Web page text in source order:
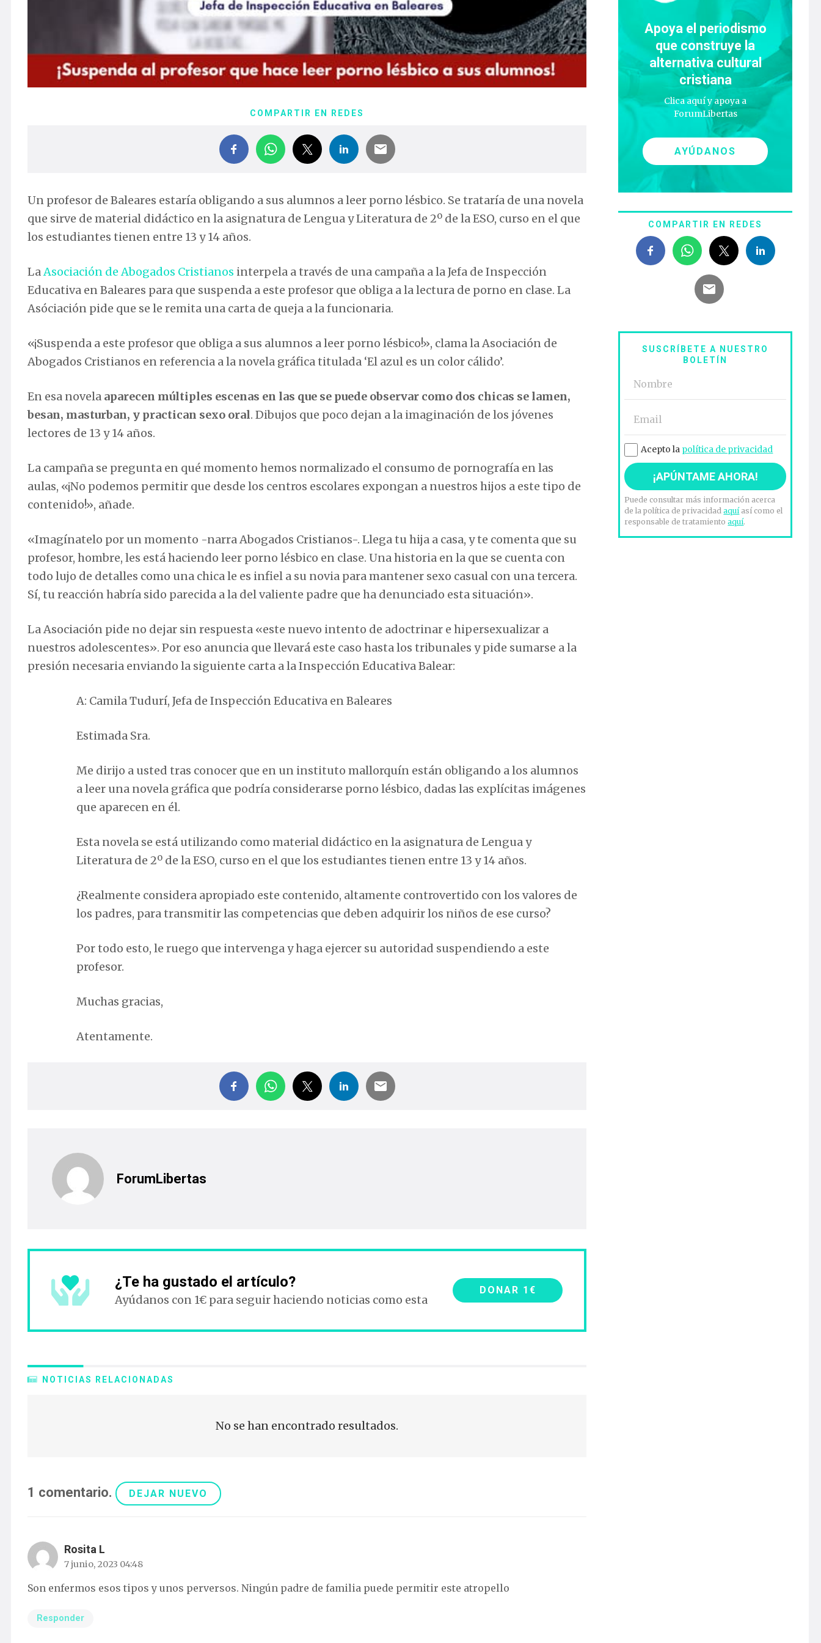
COMPARTIR EN REDES
Un profesor de Baleares estaría obligando a sus alumnos a leer porno lésbico. Se trataría de una novela
que sirve de material didáctico en la asignatura de Lengua y Literatura de 2º de la ESO, curso en el que
los estudiantes tienen entre 13 y 14 años.
LaAsociación de Abogados Cristianos interpela a través de una campaña a la Jefa de Inspección
Educativa en Baleares para que suspenda a este profesor que obliga a la lectura de porno en clase. La
Asóciación pide que se le remita una carta de queja a la funcionaria.
«¡Suspenda a este profesor que obliga a sus alumnos a leer porno lésbico!», clama la Asociación de
Abogados Cristianos en referencia a la novela gráfica titulada ‘El azul es un color cálido’.
En esa novela aparecen múltiples escenas en las que se puede observar como dos chicas se lamen,
besan, masturban, y practican sexo oral. Dibujos que poco dejan a la imaginación de los jóvenes
lectores de 13 y 14 años.
La campaña se pregunta en qué momento hemos normalizado el consumo de pornografía en las
aulas, «¡No podemos permitir que desde los centros escolares expongan a nuestros hijos a este tipo de
contenido!», añade.
«Imagínatelo por un momento -narra Abogados Cristianos-. Llega tu hija a casa, y te comenta que su
profesor, hombre, les está haciendo leer porno lésbico en clase. Una historia en la que se cuenta con
todo lujo de detalles como una chica le es infiel a su novia para mantener sexo casual con una tercera.
Sí, tu reacción habría sido parecida a la del valiente padre que ha denunciado esta situación».
La Asociación pide no dejar sin respuesta «este nuevo intento de adoctrinar e hipersexualizar a
nuestros adolescentes». Por eso anuncia que llevará este caso hasta los tribunales y pide sumarse a la
presión necesaria enviando la siguiente carta a la Inspección Educativa Balear:
A: Camila Tudurí, Jefa de Inspección Educativa en Baleares
Estimada Sra.
Me dirijo a usted tras conocer que en un instituto mallorquín están obligando a los alumnos
a leer una novela gráfica que podría considerarse porno lésbico, dadas las explícitas imágenes
que aparecen en él.
Esta novela se está utilizando como material didáctico en la asignatura de Lengua y
Literatura de 2º de la ESO, curso en el que los estudiantes tienen entre 13 y 14 años.
¿Realmente considera apropiado este contenido, altamente controvertido con los valores de
los padres, para transmitir las competencias que deben adquirir los niños de ese curso?
Por todo esto, le ruego que intervenga y haga ejercer su autoridad suspendiendo a este
profesor.
Muchas gracias,
Atentamente.
ForumLibertas
¿Te ha gustado el artículo?
Ayúdanos con 1€ para seguir haciendo noticias como esta
DONAR 1€
NOTICIAS RELACIONADAS
No se han encontrado resultados.
1 comentario. DEJAR NUEVO
Rosita L
7 junio, 2023 04:48
Son enfermos esos tipos y unos perversos. Ningún padre de familia puede permitir este atropello
Responder
Apoya el periodismo
que construye la
alternativa cultural
cristiana
Clica aquí y apoya a
ForumLibertas
AYÚDANOS
COMPARTIR EN REDES
SUSCRÍBETE A NUESTRO
BOLETÍN
Acepto la política de privacidad
Puede consultar más información acerca
de la política de privacidadaquíasí como el
responsable de tratamientoaquí.